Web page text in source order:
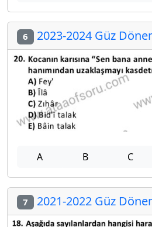
6 2023-2024 Güz
A B C
7 2021-2022 Güz